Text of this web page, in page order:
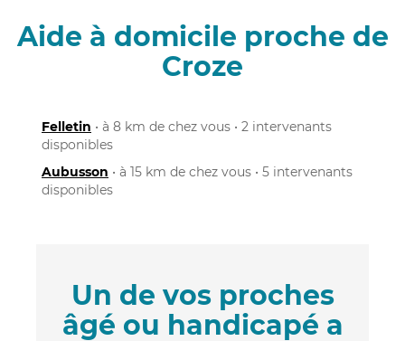
Aide à domicile proche de
Croze
Felletin • à 8 km de chez vous • 2 intervenants
disponibles
Aubusson • à 15 km de chez vous • 5 intervenants
disponibles
Un de vos proches
âgé ou handicapé a